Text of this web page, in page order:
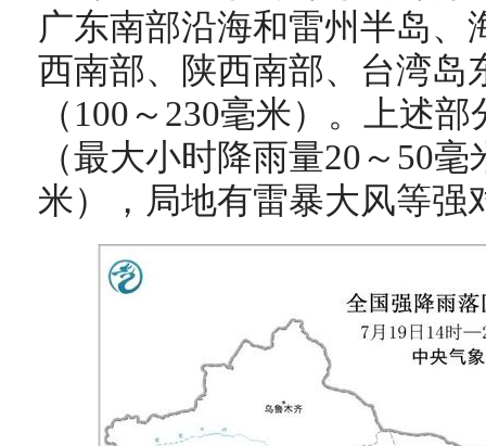
广东南部沿海和雷州半岛
西南部、陕西南部、台湾岛
（100～230毫米）。上述
（最大小时降雨量20～50
米），局地有雷暴大风等强